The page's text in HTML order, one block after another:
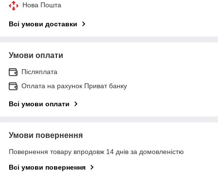
Нова Пошта
Всі умови доставки
Умови оплати
Післяплата
Оплата на рахунок Приват банку
Всі умови оплати
Умови повернення
Повернення товару впродовж 14 днів за домовленістю
Всі умови повернення